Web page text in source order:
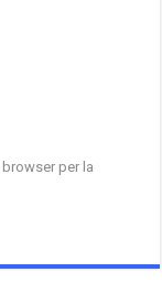
per la